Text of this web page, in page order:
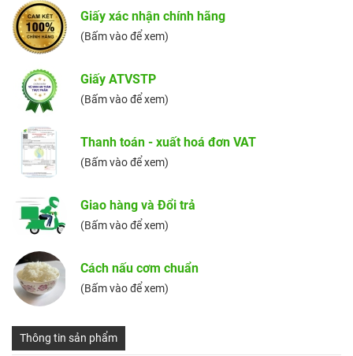
Giấy xác nhận chính hãng
(Bấm vào để xem)
Giấy ATVSTP
(Bấm vào để xem)
Thanh toán - xuất hoá đơn VAT
(Bấm vào để xem)
Giao hàng và Đổi trả
(Bấm vào để xem)
Cách nấu cơm chuẩn
(Bấm vào để xem)
Thông tin sản phẩm